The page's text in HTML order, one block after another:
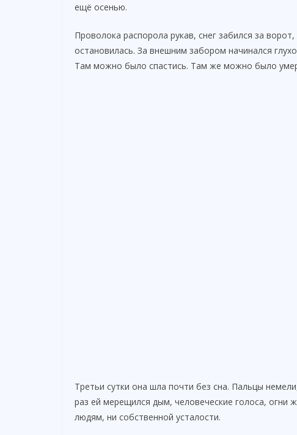
ещё осенью.
Проволока распорола рукав, снег забился за
остановилась. За внешним забором начинался
Там можно было спастись. Там же можно было
Третьи сутки она шла почти без сна. Пальцы
раз ей мерещился дым, человеческие голоса, огни
людям, ни собственной усталости.